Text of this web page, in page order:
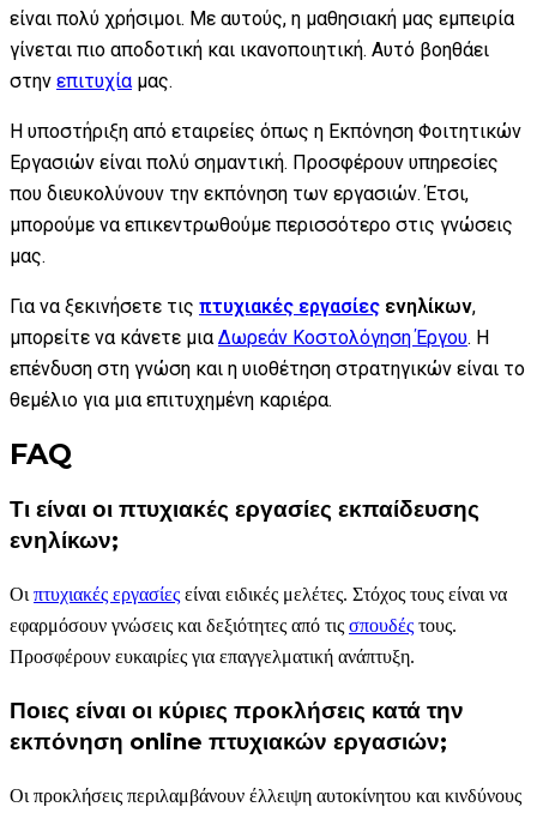
είναι πολύ χρήσιμοι. Με αυτούς, η μαθησιακή μας εμπειρία
γίνεται πιο αποδοτική και ικανοποιητική. Αυτό βοηθάει
στην επιτυχία μας.
Η υποστήριξη από εταιρείες όπως η Εκπόνηση Φοιτητικών
Εργασιών είναι πολύ σημαντική. Προσφέρουν υπηρεσίες
που διευκολύνουν την εκπόνηση των εργασιών. Έτσι,
μπορούμε να επικεντρωθούμε περισσότερο στις γνώσεις
μας.
Για να ξεκινήσετε τις πτυχιακές εργασίες ενηλίκων,
μπορείτε να κάνετε μια Δωρεάν Κοστολόγηση Έργου. Η
επένδυση στη γνώση και η υιοθέτηση στρατηγικών είναι το
θεμέλιο για μια επιτυχημένη καριέρα.
FAQ
Τι είναι οι πτυχιακές εργασίες εκπαίδευσης
ενηλίκων;
Οι πτυχιακές εργασίες είναι ειδικές μελέτες. Στόχος τους είναι να
εφαρμόσουν γνώσεις και δεξιότητες από τις σπουδές τους.
Προσφέρουν ευκαιρίες για επαγγελματική ανάπτυξη.
Ποιες είναι οι κύριες προκλήσεις κατά την
εκπόνηση online πτυχιακών εργασιών;
Οι προκλήσεις περιλαμβάνουν έλλειψη αυτοκίνητου και κινδύνους